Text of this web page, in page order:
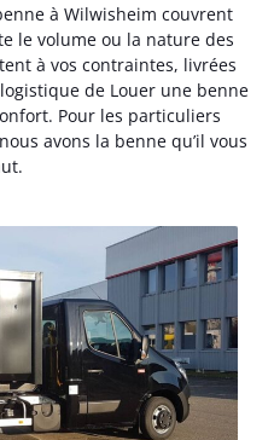
à Wilwisheim couvrent
le volume ou la nature des
à vos contraintes, livrées
de Louer une benne
Pour les particuliers
avons la benne qu’il vous